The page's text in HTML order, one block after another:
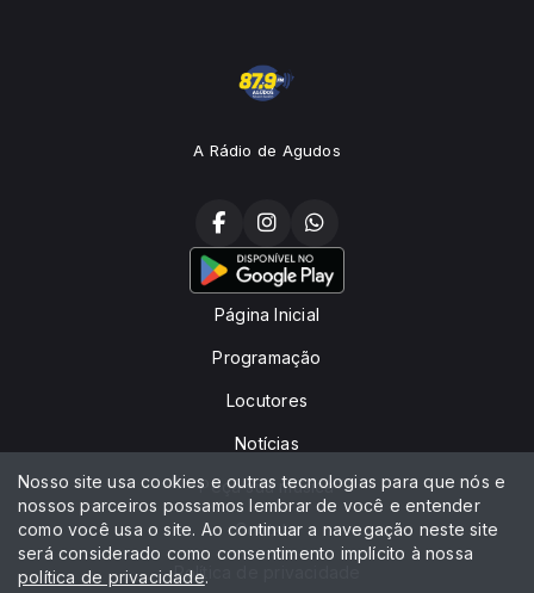
A Rádio de Agudos
Página Inicial
Programação
Locutores
Notícias
Peça sua música
Contato
Política de privacidade
Nosso site usa cookies e outras tecnologias para que nós e
nossos parceiros possamos lembrar de você e entender
como você usa o site. Ao continuar a navegação neste site
será considerado como consentimento implícito à nossa
política de privacidade.